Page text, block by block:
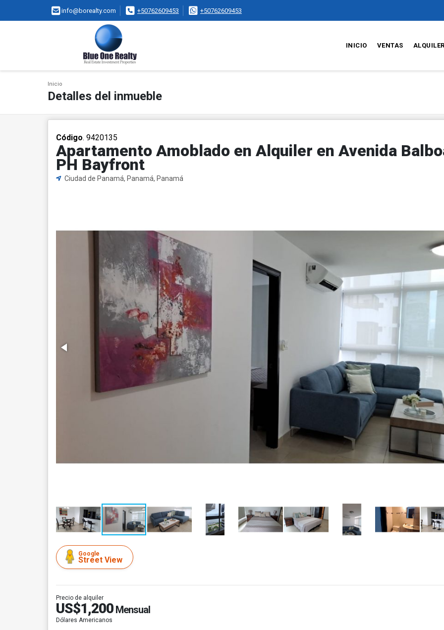
info@borealty.com +50762609453 +50762609453
INICIO VENTAS
Inicio
Detalles del inmueble
Código. 9420135
Apartamento Amoblado en Alquiler en Avenida
PH Bayfront
Ciudad de Panamá, Panamá, Panamá
Google
Street View
Precio de alquiler
US$1,200 Mensual
Dólares Americanos